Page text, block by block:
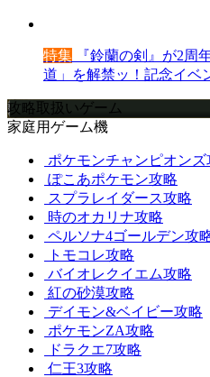
特集 『鈴蘭の剣』が2周
道」を解禁ッ！記念イベ
攻略取扱いゲーム
家庭用ゲーム機
ポケモンチャンピオンズ
ぽこあポケモン攻略
スプラレイダース攻略
時のオカリナ攻略
ペルソナ4ゴールデン攻
トモコレ攻略
バイオレクイエム攻略
紅の砂漠攻略
デイモン&ベイビー攻略
ポケモンZA攻略
ドラクエ7攻略
仁王3攻略